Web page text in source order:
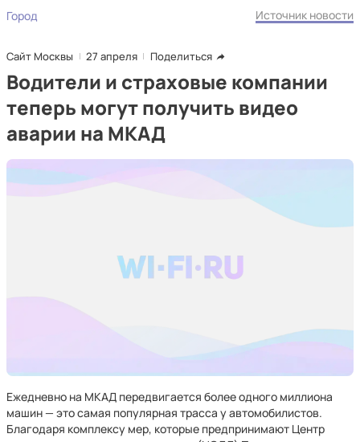
Город Источник новости
Сайт Москвы 27 апреля Поделиться
Водители и страховые компании
теперь могут получить видео
аварии на МКАД
Ежедневно на МКАД передвигается более одного миллиона
машин — это самая популярная трасса у автомобилистов.
Благодаря комплексу мер, которые предпринимают Центр